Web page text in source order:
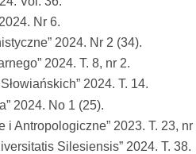
Nr 6.
2024. Nr 2 (34).
2024. T. 8, nr 2.
2024. T. 14.
2024. No 1 (25).
i Antropologiczne” 2023. T. 23, nr
Silesiensis” 2024. T. 38.